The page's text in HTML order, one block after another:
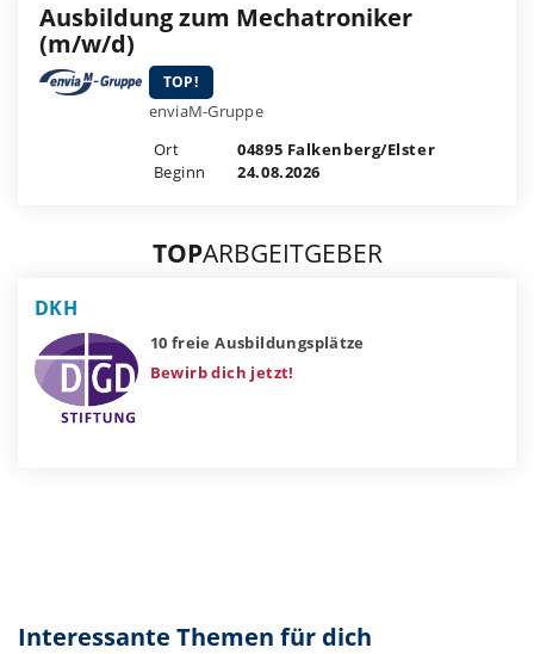
Ausbildung zum Mechatroniker
(m/w/d)
TOP!
enviaM-Gruppe
Ort
04895 Falkenberg/Elster
Beginn
24.08.2026
TOPARBGEITGEBER
DKH
10 freie Ausbildungsplätze
Bewirb dich jetzt!
Interessante Themen für dich